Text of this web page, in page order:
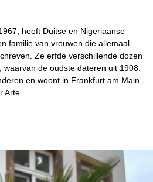
heeft Duitse en Nigeriaanse
familie van vrouwen die allemaal
Ze erfde verschillende dozen
de oudste dateren uit 1908.
en woont in Frankfurt am Main.
Arte.